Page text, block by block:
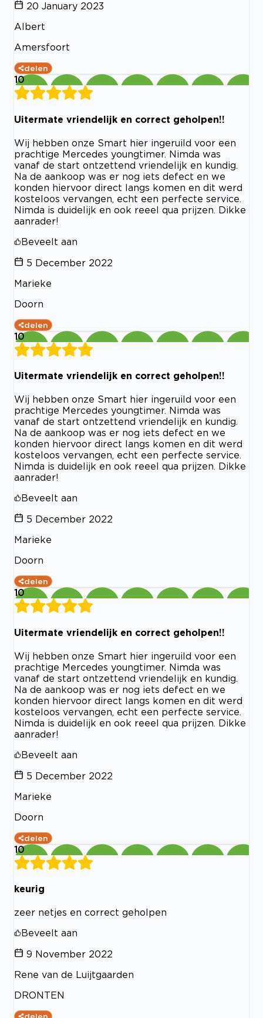
20 January 2023
Albert
Amersfoort
delen
10
Uitermate vriendelijk en correct geholpen!!
Wij hebben onze Smart hier ingeruild voor een
prachtige Mercedes youngtimer. Nimda was
vanaf de start ontzettend vriendelijk en kundig.
Na de aankoop was er nog iets defect en we
konden hiervoor direct langs komen en dit werd
kosteloos vervangen, echt een perfecte service.
Nimda is duidelijk en ook reeel qua prijzen. Dikke
aanrader!
Beveelt aan
5 December 2022
Marieke
Doorn
delen
10
Uitermate vriendelijk en correct geholpen!!
Wij hebben onze Smart hier ingeruild voor een
prachtige Mercedes youngtimer. Nimda was
vanaf de start ontzettend vriendelijk en kundig.
Na de aankoop was er nog iets defect en we
konden hiervoor direct langs komen en dit werd
kosteloos vervangen, echt een perfecte service.
Nimda is duidelijk en ook reeel qua prijzen. Dikke
aanrader!
Beveelt aan
5 December 2022
Marieke
Doorn
delen
10
Uitermate vriendelijk en correct geholpen!!
Wij hebben onze Smart hier ingeruild voor een
prachtige Mercedes youngtimer. Nimda was
vanaf de start ontzettend vriendelijk en kundig.
Na de aankoop was er nog iets defect en we
konden hiervoor direct langs komen en dit werd
kosteloos vervangen, echt een perfecte service.
Nimda is duidelijk en ook reeel qua prijzen. Dikke
aanrader!
Beveelt aan
5 December 2022
Marieke
Doorn
delen
10
keurig
zeer netjes en correct geholpen
Beveelt aan
9 November 2022
Rene van de Luijtgaarden
DRONTEN